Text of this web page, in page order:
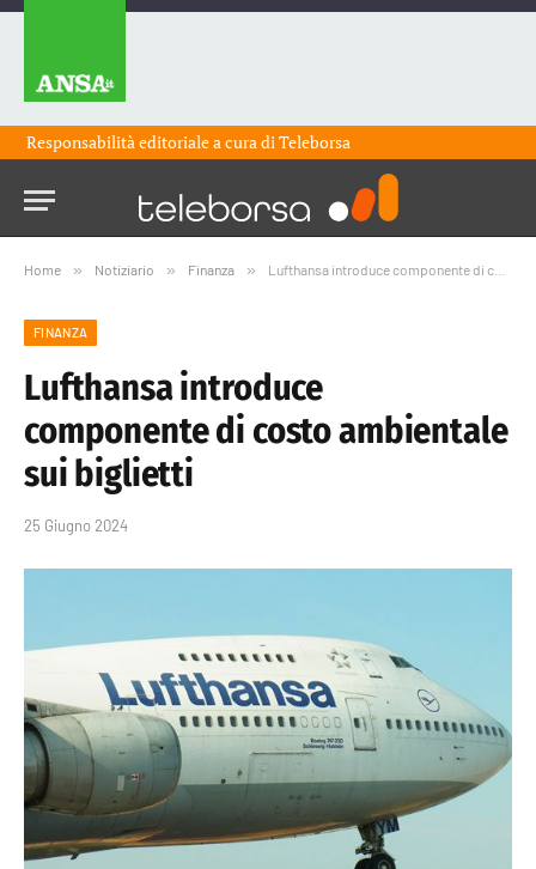
Responsabilità editoriale a cura diTeleborsa
Home » Notiziario » Finanza » Lufthansa introduce componente di costo ambientale sui biglietti
FINANZA
Lufthansa introduce
componente di costo ambientale
sui biglietti
25 Giugno 2024